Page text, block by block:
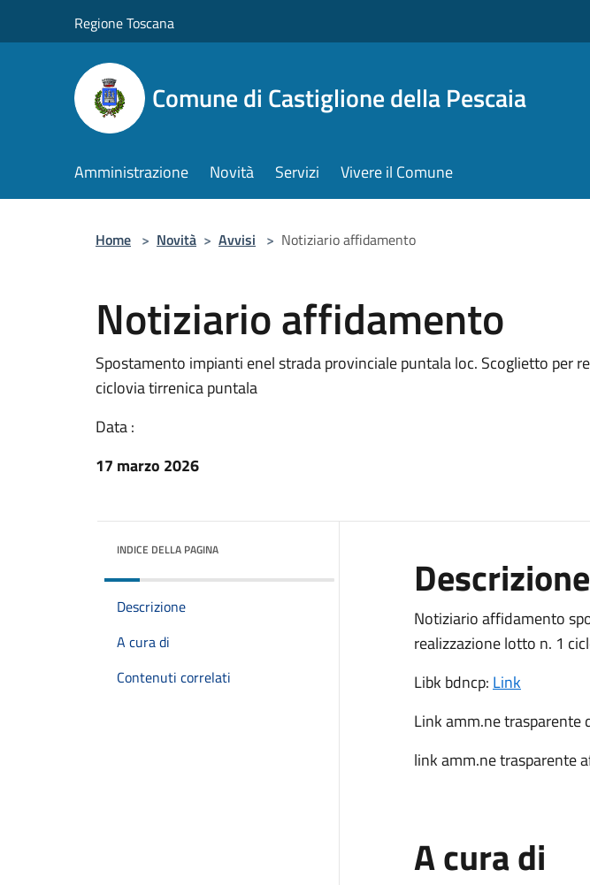
Regione Toscana
Comune di Castiglione della Pescaia
Amministrazione Novità Servizi Vivere il Comune
Home > Novità > Avvisi > Notiziario affidamento
Notiziario affidamento
Spostamento impianti enel strada provinciale puntala loc. Scoglietto per
ciclovia tirrenica puntala
Data :
17 marzo 2026
INDICE DELLA PAGINA
Descrizione
A cura di
Contenuti correlati
Descrizione
Notiziario affidamento
realizzazione lotto n. 1
Libk bdncp: Link
Link amm.ne trasparente
link amm.ne trasparente
A cura di